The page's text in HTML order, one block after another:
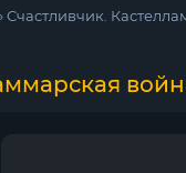
Счастливчик.